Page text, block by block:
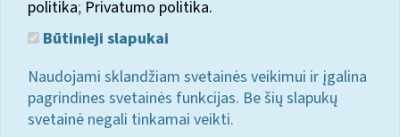
politika; Privatumo politika.
Būtinieji slapukai
Naudojami sklandžiam svetainės veikimui ir įgalina
pagrindines svetainės funkcijas. Be šių slapukų
svetainė negali tinkamai veikti.